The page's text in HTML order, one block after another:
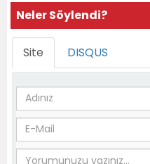
Neler Söylendi?
Site DISQUS